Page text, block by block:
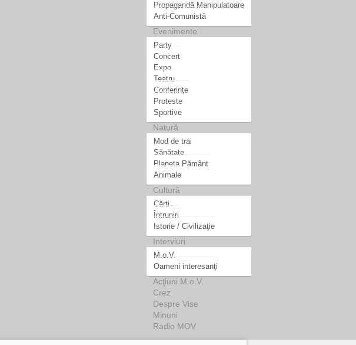
Propagandă Manipulatoare
Anti-Comunistă
Evenimente
Party
Concert
Expo
Teatru
Conferinţe
Proteste
Sportive
Natură
Mod de trai
Sănătate
Planeta Pământ
Animale
Cultură
Cărti
Întruniri
Istorie / Civilizaţie
Interviuri
M.o.V.
Oameni interesanţi
Acţiuni M.o.V.
Crez
Despre Vise
Minuni
Radio MOV